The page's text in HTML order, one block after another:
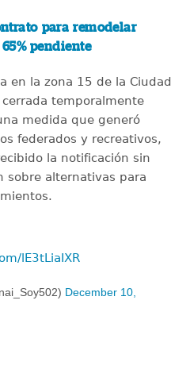
para remodelar
pendiente
en la zona 15 de la Ciudad
temporalmente
medida que generó
federados y recreativos,
la notificación sin
sobre alternativas para
lE3tLiaIXR
December 10,